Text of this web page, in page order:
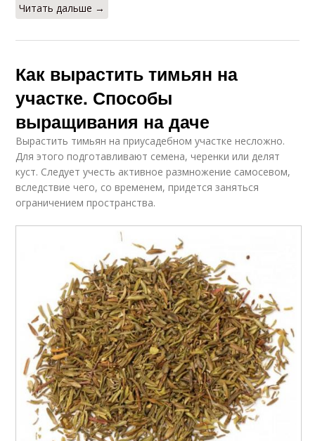
Читать дальше →
Как вырастить тимьян на
участке. Способы
выращивания на даче
Вырастить тимьян на приусадебном участке несложно.
Для этого подготавливают семена, черенки или делят
куст. Следует учесть активное размножение самосевом,
вследствие чего, со временем, придется заняться
ограничением пространства.